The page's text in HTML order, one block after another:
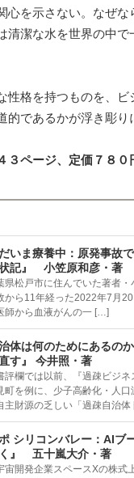
心を示さない。なぜな
清潔な水を世界の中で
格を持つものを、ビ
的であるかが浮き彫り
ページ、定価７８０
だいま療養中：原発事故
記』 小笠原和彦・著
松戸市に住んでいた著者・
から11年経った2022年7月
師から血液がんの一 […]
治体は何のためにあるの
す』 今井照・著
欄では以前、『過疎ビジネ
町を例に、少子高齢化・人
主財源の乏しい「過疎自治体
ポ シリコンバレー：AIブ
』 五十嵐大介・著
開発企業スペースXの株式